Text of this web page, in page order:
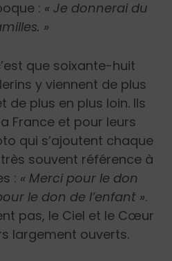
: « Je donnerai du
»
que soixante-huit
y viennent de plus
de plus en plus loin. Ils
France et pour leurs
qui s’ajoutent chaque
souvent référence à
: « Merci pour le don
le don de l’enfant ».
pas, le Ciel et le Cœur
largement ouverts.